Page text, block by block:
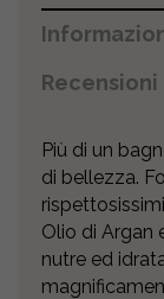
Recensioni
Più di un
di bellezza.
Olio di Argan
nutre ed